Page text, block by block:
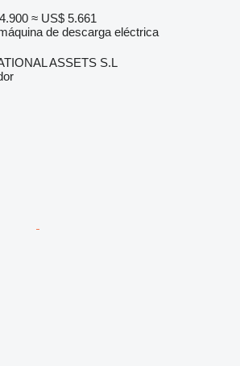
≈ US$ 5.661
de descarga eléctrica
ASSETS S.L